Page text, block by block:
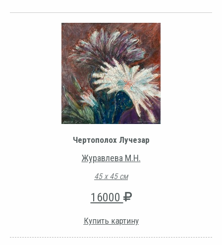
Чертополох Лучезар
Журавлева М.Н.
45 х 45 см
16000
Купить картину